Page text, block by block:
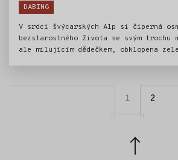
DABING
V srdci švýcarských Alp si čiperná
bezstarostného života se svým trochu
ale milujícím dědečkem, obklopena
průmyslníka pana Schnaittingera, a
aby se mohl vrátit do divoké přírody.
pozornost. To se nehodí zlému
rysíka, ale celé alpské prostředí.
kamarádem Petrem a oddaným
1 2
Zpět
nahoru